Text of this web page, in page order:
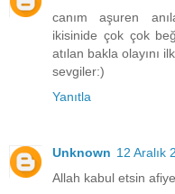
canım aşuren
ikisinide çok çok
atılan bakla olayını
sevgiler:)
Yanıtla
Unknown 12 Aralık
Allah kabul etsin